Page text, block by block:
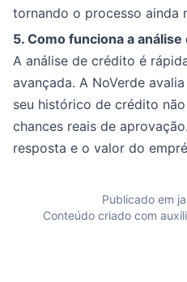
tornando o processo ainda
5. Como funciona a
A análise de crédito é
avançada. A NoVerde
seu histórico de crédito
chances reais de
resposta e o valor do
Publicado em
Conteúdo criado com